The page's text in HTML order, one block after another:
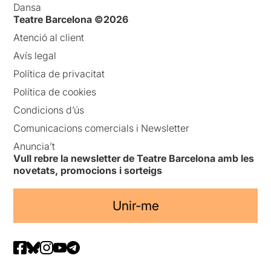
Dansa
Teatre Barcelona ©2026
Atenció al client
Avís legal
Política de privacitat
Política de cookies
Condicions d’ús
Comunicacions comercials i Newsletter
Anuncia’t
Vull rebre la newsletter de Teatre Barcelona amb les
novetats, promocions i sorteigs
Unir-me